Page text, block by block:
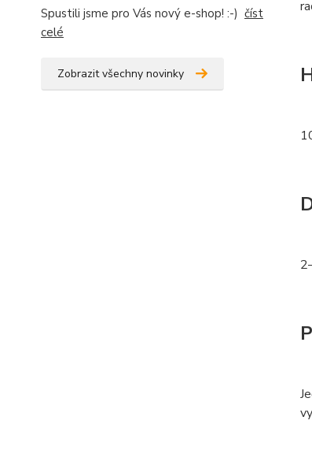
Spustili jsme pro Vás nový e-shop! :-) číst
celé
Zobrazit všechny novinky